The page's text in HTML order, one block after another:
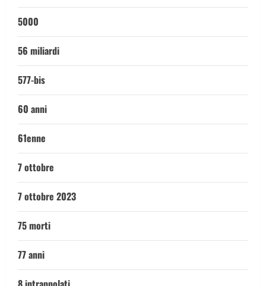
5000
56 miliardi
577-bis
60 anni
61enne
7 ottobre
7 ottobre 2023
75 morti
77 anni